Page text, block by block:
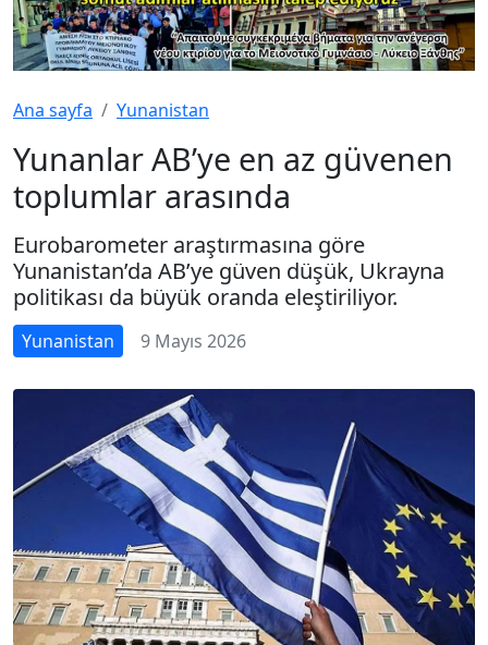
Ana sayfa Yunanistan
Yunanlar AB’ye en az güvenen
toplumlar arasında
Eurobarometer araştırmasına göre
Yunanistan’da AB’ye güven düşük, Ukrayna
politikası da büyük oranda eleştiriliyor.
Yunanistan 9 Mayıs 2026